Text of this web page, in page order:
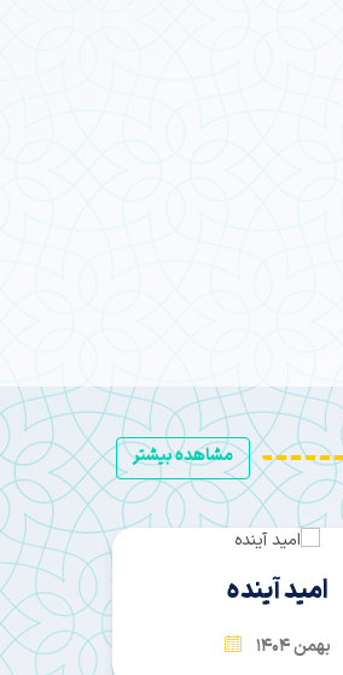
مشاهده بیشتر
امید آینده